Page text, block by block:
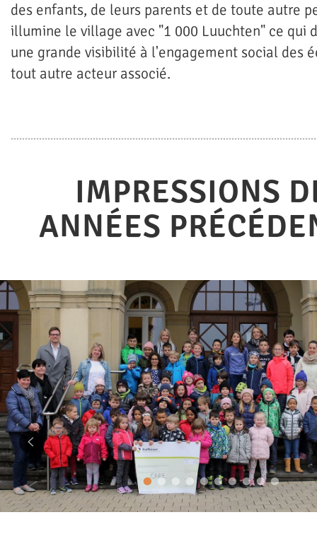
des enfants, de leurs parents et de toute autre
illumine le village avec "1 000 Luuchten" ce qui
une grande visibilité à l'engagement social des
tout autre acteur associé.
IMPRESSIONS
ANNÉES